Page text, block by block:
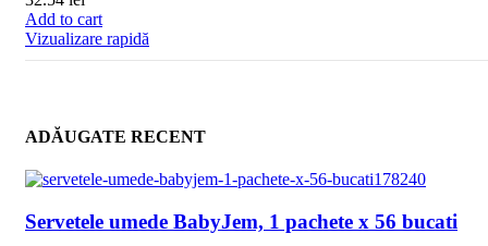
Add to cart
Vizualizare rapidă
ADĂUGATE RECENT
Servetele umede BabyJem, 1 pachete x 56 bucati